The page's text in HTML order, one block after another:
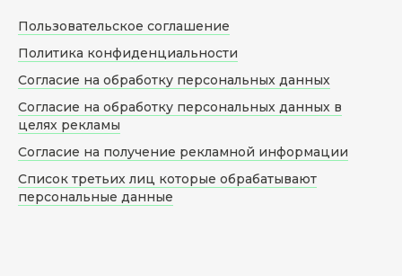
Пользовательское соглашение
Политика конфиденциальности
Согласие на обработку персональных данных
Согласие на обработку персональных данных в
целях рекламы
Согласие на получение рекламной информации
Список третьих лиц которые обрабатывают
персональные данные